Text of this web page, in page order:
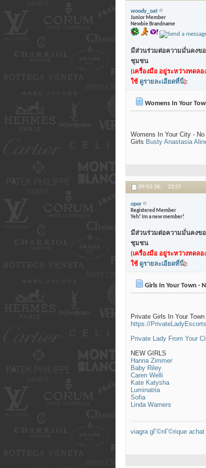
woody_oat
Junior Member
Newbie Brandname
มีส่วนร่วมต่อความมั่นคงขอ
ชุมชน
(เครื่องมือ อยู่ระหว่างทดลอ
ใช้ ดูรายละเอียดที่นี่):
Womens In Your
Womens In Your City -
Girls Busty Anastasia
09-03-26, 23:37
opor
Registered Member
Yeh! Im a new member!
มีส่วนร่วมต่อความมั่นคงขอ
ชุมชน
(เครื่องมือ อยู่ระหว่างทดลอ
ใช้ ดูรายละเอียดที่นี่):
Girls In Your Town -
Private Girls In Your
https://
Private Lady From Your
NEW GIRLS
Hanna Zimmer
Baby Riley
Caren Welli
Kate Katysha
Luminatria
Sofia
Linda Warners
viagra gГ©nГ©rique achat